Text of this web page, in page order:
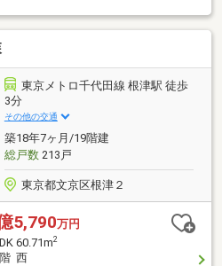
い○全居室に窓があり風通しの良
で冬も快適な暮らし○オートロッ
備でセキュリティも安心○エレベ
忙しい時間も快適に○省エネ適合
にも優しい設計
東京メトロ千代田線 根津駅 徒歩
3分
その他の交通
築18年7ヶ月/19階建
総戸数213戸
東京都文京区根津２
5,790万円
60.71m2
西